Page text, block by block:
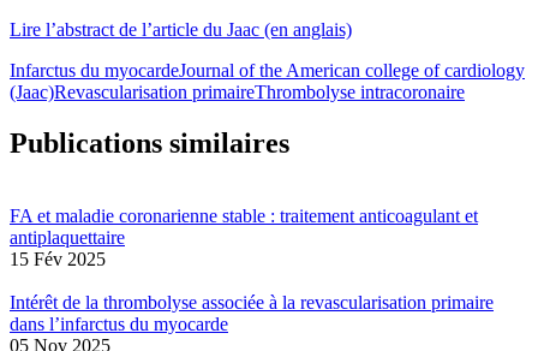
Lire l’abstract de l’article du Jaac (en anglais)
Infarctus du myocardeJournal of the American college of cardiology
(Jaac)Revascularisation primaireThrombolyse intracoronaire
Publications similaires
FA et maladie coronarienne stable : traitement anticoagulant et
antiplaquettaire
15 Fév 2025
Intérêt de la thrombolyse associée à la revascularisation primaire
dans l’infarctus du myocarde
05 Nov 2025